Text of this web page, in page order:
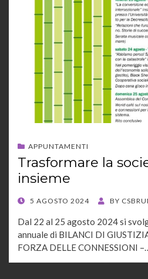
APPUNTAMENTI
Trasformare la
insieme
POSTED
5 AGOSTO 2024 BY
Dal 22 al 25 agosto 2024 si
annuale di BILANCI DI
FORZA DELLE CONNESSIONI